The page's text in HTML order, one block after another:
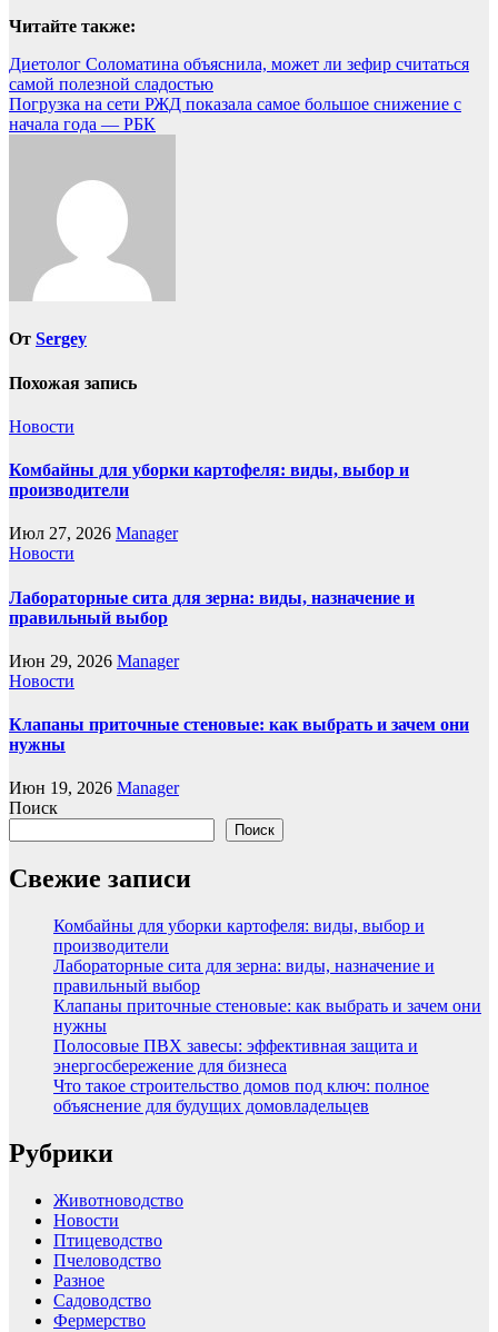
Читайте также:
Навигация
по
записям
Диетолог Соломатина объяснила, может ли зефир считаться
самой полезной сладостью
Погрузка на сети РЖД показала самое большое снижение с
начала года — РБК
От Sergey
Похожая запись
Новости
Комбайны для уборки картофеля: виды, выбор и
производители
Июл 27, 2026 Manager
Новости
Лабораторные сита для зерна: виды, назначение и
правильный выбор
Июн 29, 2026 Manager
Новости
Клапаны приточные стеновые: как выбрать и зачем они
нужны
Июн 19, 2026 Manager
Поиск
Поиск
Свежие записи
Комбайны для уборки картофеля: виды, выбор и
производители
Лабораторные сита для зерна: виды, назначение и
правильный выбор
Клапаны приточные стеновые: как выбрать и зачем они
нужны
Полосовые ПВХ завесы: эффективная защита и
энергосбережение для бизнеса
Что такое строительство домов под ключ: полное
объяснение для будущих домовладельцев
Рубрики
Животноводство
Новости
Птицеводство
Пчеловодство
Разное
Садоводство
Фермерство